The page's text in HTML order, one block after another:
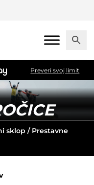
Preveri svoj limit
sklop / Prestavne